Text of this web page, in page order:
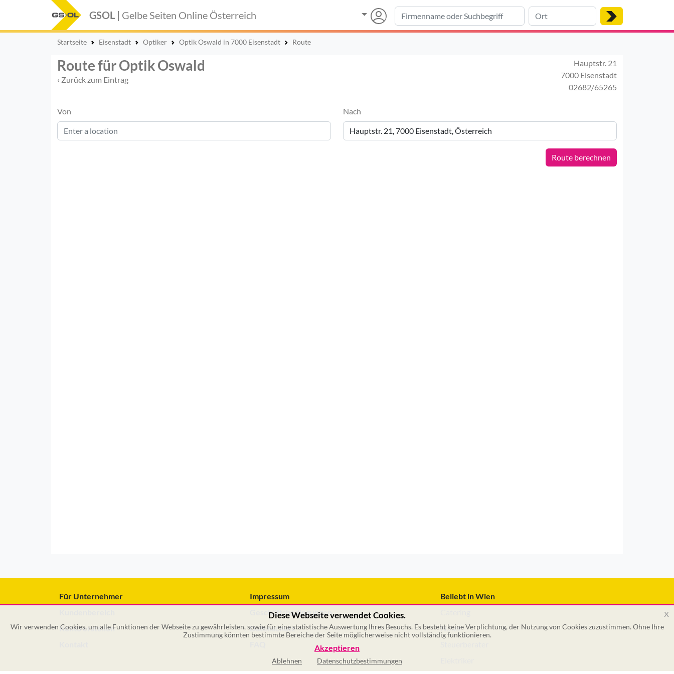
GSOL | Gelbe Seiten Online Österreich
Startseite Eisenstadt Optiker Optik Oswald in 7000 Eisenstadt Route
Route für Optik Oswald
‹ Zurück zum Eintrag
Hauptstr. 21
7000 Eisenstadt
02682/65265
Von Nach
Route berechnen
Für Unternehmer
Konto erstellen
Impressum
Geschäftsbedingungen
Datenschutz
Beliebt in Wien
Notar
Diese Webseite verwendet Cookies.
Wir verwenden Cookies, um alle Funktionen der Webseite zu gewährleisten, sowie für eine statistische Auswertung Ihres Besuchs. Es besteht keine Verplichtung, der Nutzung von Cookies zuzustimmen. Ohne Ihre
Zustimmung könnten bestimmte Bereiche der Seite möglicherweise nicht vollständig funktionieren.
Akzeptieren
Ablehnen Datenschutzbestimmungen
x